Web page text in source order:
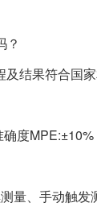
？
结果符合国家
度MPE:±10%
量、手动触发